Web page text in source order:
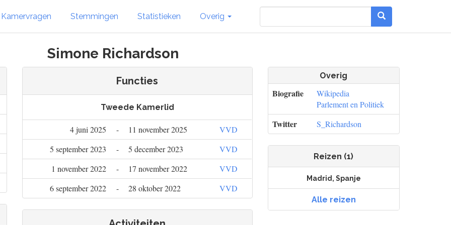
Kamervragen Stemmingen Statistieken Overig
Simone Richardson
Functies
Tweede Kamerlid
4 juni 2025 - 11 november 2025
VVD
5 september 2023
- 5 december 2023
VVD
1 november 2022
- 17 november 2022
VVD
6 september 2022
- 28 oktober 2022 VVD
Overig
Biografie
Wikipedia
Parlement en Politiek
Twitter S_Richardson
Reizen (1)
Madrid, Spanje
Alle reizen